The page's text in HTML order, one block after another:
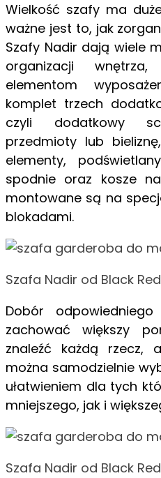
Wielkość szafy ma
ważne jest to, jak
Szafy Nadir dają wiele
organizacji
elementom
komplet trzech
czyli dodatkowy
przedmioty lub
elementy,
spodnie oraz kosze
montowane są na
blokadami.
Szafa Nadir od Black
Dobór
zachować większy
znaleźć każdą rzecz,
można samodzielnie
ułatwieniem dla tych
mniejszego, jak i
Szafa Nadir od Black